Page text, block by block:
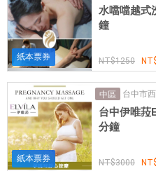
紙本票券
水噹噹越式
鐘
1250
紙本票券
中區 台中市
台中伊唯菈
分鐘
3000